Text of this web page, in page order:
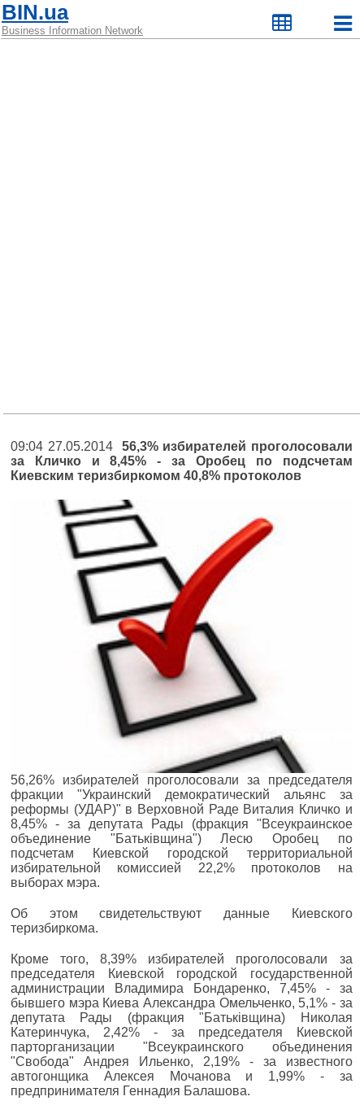
BIN.ua
Business Information Network
09:04 27.05.2014 56,3% избирателей проголосовали
за Кличко и 8,45% - за Оробец по подсчетам
Киевским теризбиркомом 40,8% протоколов
56,26% избирателей проголосовали за председателя
фракции "Украинский демократический альянс за
реформы (УДАР)" в Верховной Раде Виталия Кличко и
8,45% - за депутата Рады (фракция "Всеукраинское
объединение "Батьківщина") Лесю Оробец по
подсчетам Киевской городской территориальной
избирательной комиссией 22,2% протоколов на
выборах мэра.
Об этом свидетельствуют данные Киевского
теризбиркома.
Кроме того, 8,39% избирателей проголосовали за
председателя Киевской городской государственной
администрации Владимира Бондаренко, 7,45% - за
бывшего мэра Киева Александра Омельченко, 5,1% - за
депутата Рады (фракция "Батьківщина) Николая
Катеринчука, 2,42% - за председателя Киевской
парторганизации "Всеукраинского объединения
"Свобода" Андрея Ильенко, 2,19% - за известного
автогонщика Алексея Мочанова и 1,99% - за
предпринимателя Геннадия Балашова.